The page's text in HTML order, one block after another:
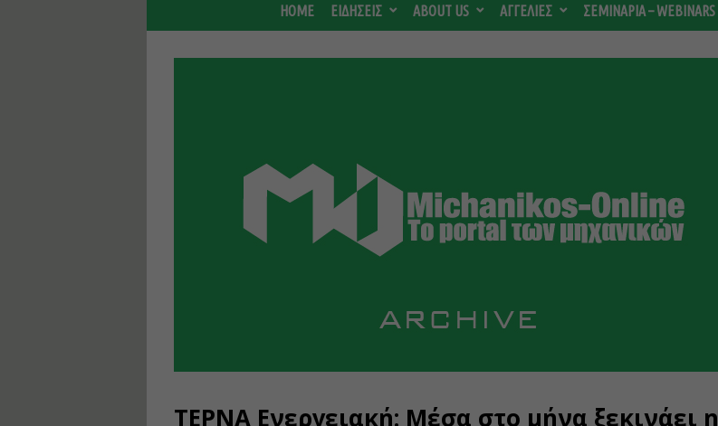
HOME ΕΙΔΗΣΕΙΣ ABOUT US ΑΓΓΕΛΙΕΣ ΣΕΜΙΝΑΡΙΑ – WEBINARS
ΤΕΡΝΑ Ενεργειακή: Μέσα στο μήνα ξεκινάει η